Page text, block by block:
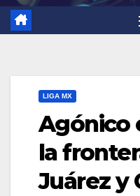
LIGA MX
Agónico
la
Juárez y